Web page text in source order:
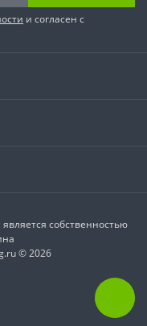
и согласен с
собственностью
© 2026